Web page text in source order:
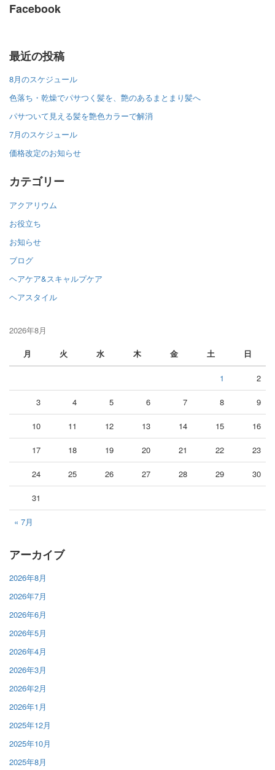
Facebook
最近の投稿
8月のスケジュール
色落ち・乾燥でパサつく髪を、艶のあるまとまり髪へ
パサついて見える髪を艶色カラーで解消
7月のスケジュール
価格改定のお知らせ
カテゴリー
アクアリウム
お役立ち
お知らせ
ブログ
ヘアケア&スキャルプケア
ヘアスタイル
2026年8月
月
火 水 木 金 土 日
« 7月
1 2
3 4 5 6 7 8 9
10 11 12 13 14 15 16
17 18 19 20 21 22 23
24 25 26 27 28 29 30
31
アーカイブ
2026年8月
2026年7月
2026年6月
2026年5月
2026年4月
2026年3月
2026年2月
2026年1月
2025年12月
2025年10月
2025年8月